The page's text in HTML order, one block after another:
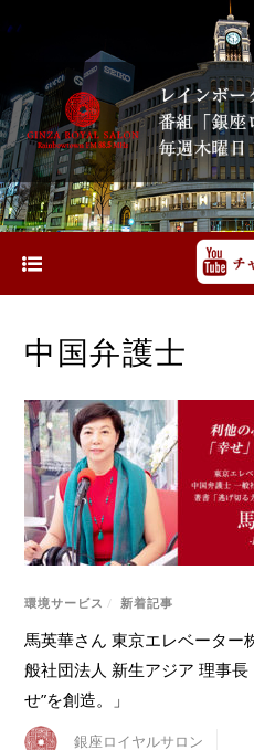
中国弁護士
環境サービス / 新着記事
馬英華さん 東京エレベーター
般社団法人 新生アジア 理事
せ”を創造。」
銀座ロイヤルサロン